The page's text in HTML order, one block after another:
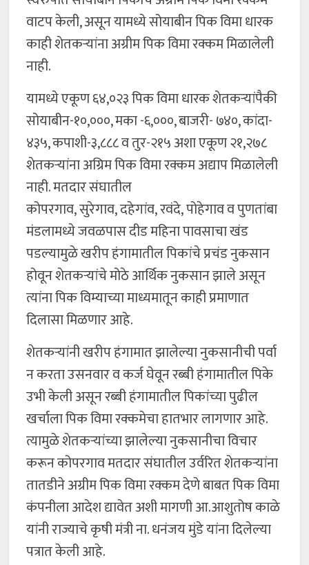
वाटप केली, असून यामध्ये सोयाबीन पिक विमा धारक
काही शेतकऱ्यांना अग्रीम पिक विमा रक्कम मिळालेली
नाही.
यामध्ये एकूण ६४,०२३ पिक विमा धारक शेतकऱ्यांपैकी
सोयाबीन-१०,०००, मका -६,०००, बाजरी- ७४०, कांदा-
४३५, कपाशी-३,८८८ व तुर-२१५ अशा एकूण २१,२७८
शेतकऱ्यांना अग्रिम पिक विमा रक्कम अद्याप मिळालेली
नाही. मतदार संघातील
कोपरगाव, सुरेगाव, दहेगांव, रवंदे, पोहेगाव व पुणतांबा
मंडलामध्ये जवळपास दीड महिना पावसाचा खंड
पडल्यामुळे खरीप हंगामातील पिकांचे प्रचंड नुकसान
होवून शेतकऱ्यांचे मोठे आर्थिक नुकसान झाले असून
त्यांना पिक विम्याच्या माध्यमातून काही प्रमाणात
दिलासा मिळणार आहे.
शेतकऱ्यांनी खरीप हंगामात झालेल्या नुकसानीची पर्वा
न करता उसनवार व कर्ज घेवून रब्बी हंगामातील पिके
उभी केली असून रब्बी हंगामातील पिकांच्या पुढील
खर्चाला पिक विमा रक्कमेचा हातभार लागणार आहे.
त्यामुळे शेतकऱ्यांच्या झालेल्या नुकसानीचा विचार
करून कोपरगाव मतदार संघातील उर्वरित शेतकऱ्यांना
तातडीने अग्रीम पिक विमा रक्कम देणे बाबत पिक विमा
कंपनीला आदेश द्यावेत अशी मागणी आ.आशुतोष काळे
यांनी राज्याचे कृषी मंत्री ना. धनंजय मुंडे यांना दिलेल्या
पत्रात केली आहे.